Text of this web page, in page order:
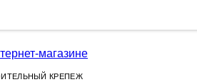
КРЕПЕЖ